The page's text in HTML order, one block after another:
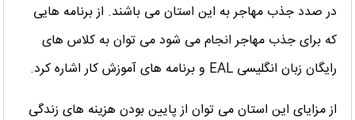
در صدد جذب مهاجر به این استان می باشند. از برنامه هایی
که برای جذب مهاجر انجام می شود می توان به کلاس های
رایگان زبان انگلیسی EAL و برنامه های آموزش کار اشاره کرد.
از مزایای این استان می توان از پایین بودن هزینه های زندگی